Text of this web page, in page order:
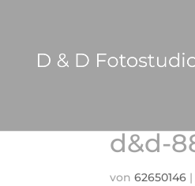
d&d-
von 62650146 |